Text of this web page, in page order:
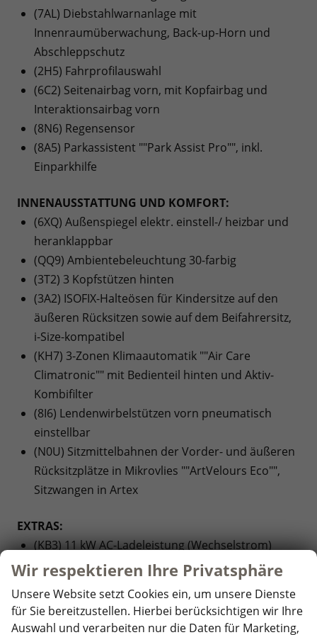
(7AL) Diebstahlwarnanlage mit
Innenraumüberwachung, Back-up-Horn und
Abschleppschutz
(2H5) Fahrprofilauswahl
(6C2) Seitenairbag vorn, mit Kopfairbag und
Interaktionsairbag vorn
(8N6) Regensensor
(8A5) Parkassistent ""Park Assist Pro"", inkl.
Einparkhilfe
INNENAUSSTATTUNG UND KOMFORT:
(6XQ) Außenspiegel elektr. einstell-/ heizbar und
heranklappbar
(QQ9) Ambientebeleuchtung 30-farbig
(3T2) 3 Kopfstützen hinten
(3A2) ISOFIX-Halteösen für Kindersitze auf den
äußeren Rücksitzen sowie auf dem Beifahrersitz,
i-Size-kompatibel
(KH7) 3-Zonen Klimaautomatik ""Air Care
Climatronic"" mit Bedienteil hinten und Aktiv-
Kombifilter
(8I6) Lendenwirbelstützen vorn pneumatisch
einstellbar
(N0U) Sitzmittelbahnen der Vorder- und äußeren
Rücksitzplätze in Mikrovlies ""ArtVelours Eco"",
Sitzwangen in Artex
EXTRAS:
(KB3) 11 kW AC-Ladeleistung (Wechselstrom)
(4G3) Abbiegebremsfunktion und
Ausweichunterstützung
(PD1) Assistenzpaket ""IQ.DRIVE""
(KS3) Augmented-Reality-Head-up-Display
Wir respektieren Ihre Privatsphäre
Unsere Website setzt Cookies ein, um unsere Dienste
für Sie bereitzustellen. Hierbei berücksichtigen wir Ihre
Auswahl und verarbeiten nur die Daten für Marketing,